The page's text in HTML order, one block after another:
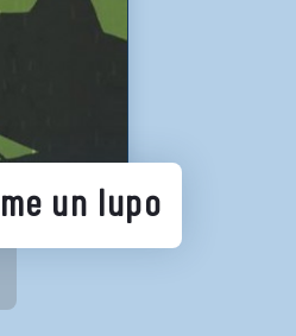
cataloghi online
la lettura
digitali
Enti
un lupo